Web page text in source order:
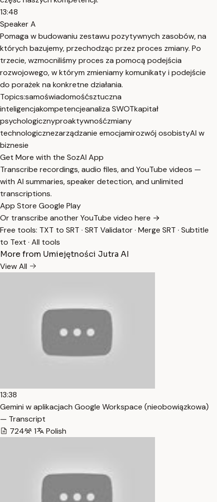
13:48
Speaker A
Pomaga w budowaniu zestawu pozytywnych zasobów, na
których bazujemy, przechodząc przez proces zmiany. Po
trzecie, wzmocniliśmy proces za pomocą podejścia
rozwojowego, w którym zmieniamy komunikaty i podejście
do porażek na konkretne działania.
Topics:samoświadomośćsztuczna
inteligencjakompetencjeanaliza SWOTkapitał
psychologicznyproaktywnośćzmiany
technologicznezarządzanie emocjamirozwój osobistyAI w
biznesie
Get More with the SozAI App
Transcribe recordings, audio files, and YouTube videos —
with AI summaries, speaker detection, and unlimited
transcriptions.
App Store Google Play
Or transcribe another YouTube video here →
Free tools: TXT to SRT · SRT Validator· Merge SRT · Subtitle
to Text · All tools
More from Umiejętności Jutra AI
View All
13:38
Gemini w aplikacjach Google Workspace (nieobowiązkowa)
— Transcript
724
1 Polish